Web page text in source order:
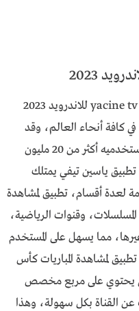
وقد حاز تحميل ياسين تيفي للاندرويد yacine tv للاندرويد 2023
كافة أنحاء العالم، وقد
حاز على سمعة جيدة، كما بلغ عدد مستخدميه أكثر من 20 مليون
ياسين تيفي يمتلك
لعدة أقسام، تطبيق لمشاهدة
2023 مثل قنوات المسلسلات، وقنوات الرياضية،
مما يسهل على المستخدم
لمشاهدة المباريات كأس
تيفي يحتوي على مربع مخصص
القناة بكل سهولة، وهذا